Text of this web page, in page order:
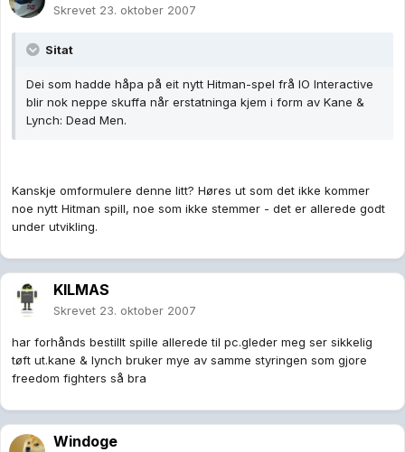
Skrevet 23. oktober 2007
Sitat
Dei som hadde håpa på eit nytt Hitman-spel frå IO Interactive
blir nok neppe skuffa når erstatninga kjem i form av Kane &
Lynch: Dead Men.
Kanskje omformulere denne litt? Høres ut som det ikke kommer
noe nytt Hitman spill, noe som ikke stemmer - det er allerede godt
under utvikling.
KILMAS
Skrevet 23. oktober 2007
har forhånds bestillt spille allerede til pc.gleder meg ser sikkelig
tøft ut.kane & lynch bruker mye av samme styringen som gjore
freedom fighters så bra
Windoge